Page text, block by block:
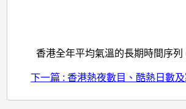
香港全年平均氣溫的長期時間序列
下一篇 : 香港熱夜數目、酷熱日數